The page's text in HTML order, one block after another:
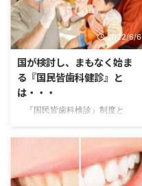
2022/6/6
国が検討し、まもなく始ま
る『国民皆歯科健診』と
は・・・
『国民皆歯科検診』制度と
ていて、歯科医療的に重要なもの
を見つけました。 皆さんもお気
づきの方がいらっしゃるのではな
いでしょうか？ 先月5月31日、政